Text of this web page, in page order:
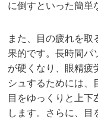
に倒すといった簡単
また、目の疲れを取
果的です。長時間パ
が硬くなり、眼精疲
シュするためには、
目をゆっくりと上下
します。さらに、目